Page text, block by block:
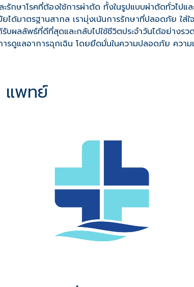
รักษาโรคที่ต้องใช้การผ่าตัด ทั้งในรูปแบบผ่าตัดทั่วไปแ
าตรฐานสากล เรามุ่งเน้นการรักษาที่ปลอดภัย ใส่ใ
ลลัพธ์ที่ดีที่สุดและกลับไปใช้ชีวิตประจำวันได้อย่างรว
รดูแลอาการฉุกเฉิน โดยยึดมั่นในความปลอดภัย ควา
แพทย์